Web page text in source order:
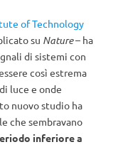
of Technology
su Nature– ha
di sistemi con
così estrema
luce e onde
nuovo studio ha
che sembravano
inferiore a